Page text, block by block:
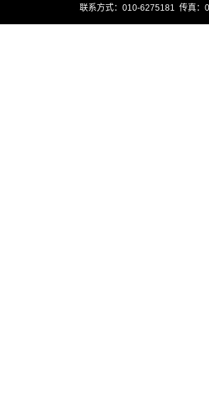
联系方式：010-6275181 传真